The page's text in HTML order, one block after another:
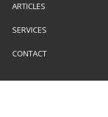
ARTICLES
SERVICES
CONTACT